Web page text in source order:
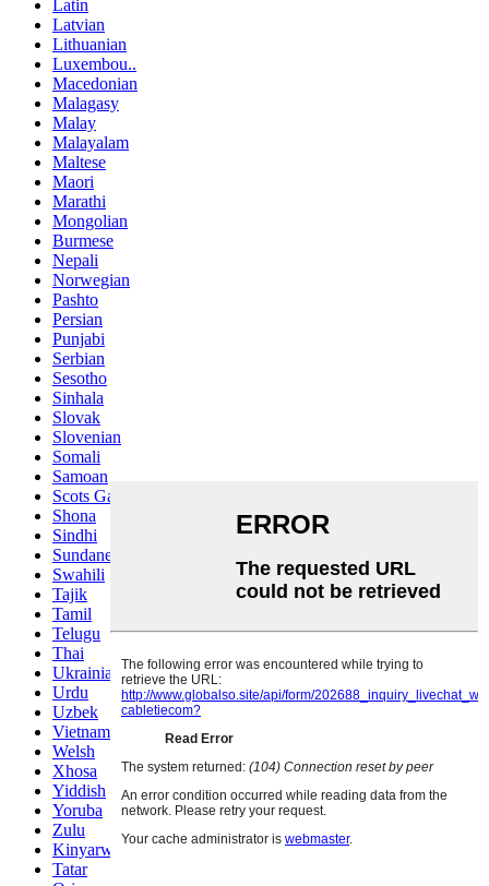
Latin
Latvian
Lithuanian
Luxembou..
Macedonian
Malagasy
Malay
Malayalam
Maltese
Maori
Marathi
Mongolian
Burmese
Nepali
Norwegian
Pashto
Persian
Punjabi
Serbian
Sesotho
Sinhala
Slovak
Slovenian
Somali
Samoan
Scots Gaelic
Shona
Sindhi
Sundanese
Swahili
Tajik
Tamil
Telugu
Thai
Ukrainian
Urdu
Uzbek
Vietnamese
Welsh
Xhosa
Yiddish
Yoruba
Zulu
Kinyarwanda
Tatar